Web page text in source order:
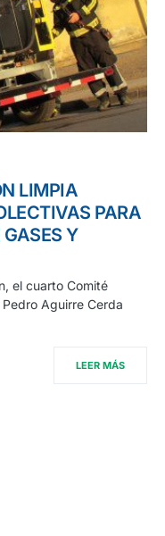
LIMPIA
PARA
Y
el cuarto Comité
Aguirre Cerda
LEER MÁS